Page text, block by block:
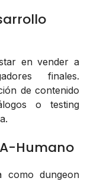
en vender a
finales.
de contenido
o testing
Humano
como dungeon